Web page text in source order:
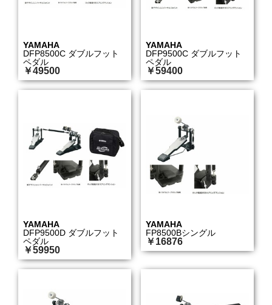
YAMAHA
DFP8500C ダブルフット
ペダル
￥49500
YAMAHA
DFP9500C ダブルフット
ペダル
￥59400
YAMAHA
DFP9500D ダブルフット
ペダル
￥59950
YAMAHA
FP8500Bシングル
￥16876